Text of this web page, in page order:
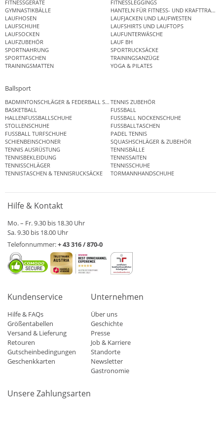
FITNESSGERÄTE
FITNESSLEGGINGS
GYMNASTIKBÄLLE
HANTELN FÜR FITNESS- UND
LAUFHOSEN
LAUFJACKEN UND LAUFWESTEN
LAUFSCHUHE
LAUFSHIRTS UND LAUFTOPS
LAUFSOCKEN
LAUFUNTERWÄSCHE
LAUFZUBEHÖR
LAUF BH
SPORTNAHRUNG
SPORTRUCKSÄCKE
SPORTTASCHEN
TRAININGSANZÜGE
TRAININGSMATTEN
YOGA & PILATES
Ballsport
BADMINTONSCHLÄGER & FEDERBALL SETSTENNIS ZUBEHÖR
BASKETBALL
FUSSBALL
HALLENFUSSBALLSCHUHE
FUSSBALL NOCKENSCHUHE
STOLLENSCHUHE
FUSSBALLTASCHEN
FUSSBALL TURFSCHUHE
PADEL TENNIS
SCHIENBEINSCHONER
SQUASHSCHLÄGER & ZUBEHÖR
TENNIS AUSRÜSTUNG
TENNISBÄLLE
TENNISBEKLEIDUNG
TENNISSAITEN
TENNISSCHLÄGER
TENNISSCHUHE
TENNISTASCHEN & TENNISRUCKSÄCKE
TORMANNHANDSCHUHE
Hilfe & Kontakt
Mo. – Fr. 9.30 bis 18.30 Uhr
Sa. 9.30 bis 18.00 Uhr
Telefonnummer:+ 43 316 / 870-0
Kundenservice
Hilfe & FAQs
Größentabellen
Versand & Lieferung
Retouren
Gutscheinbedingungen
Geschenkkarten
Unternehmen
Über uns
Geschichte
Presse
Job & Karriere
Standorte
Newsletter
Gastronomie
Unsere Zahlungsarten